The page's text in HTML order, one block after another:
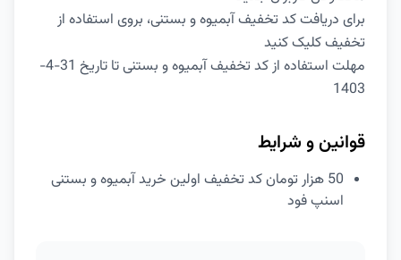
برای دریافت کد تخفیف آبمیوه و بستنی، بروی استفاده از
تخفیف کلیک کنید
مهلت استفاده از کد تخفیف آبمیوه و بستنی تا تاریخ 31-4-
1403
قوانین و شرایط
50 هزار تومان کد تخفیف اولین خرید آبمیوه و بستنی
اسنپ فود